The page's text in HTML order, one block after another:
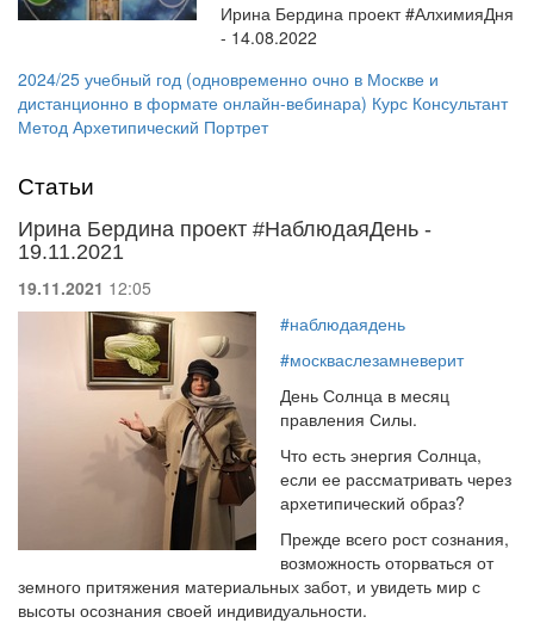
Ирина Бердина проект #АлхимияДня
- 14.08.2022
2024/25 учебный год (одновременно очно в Москве и
дистанционно в формате онлайн-вебинара) Курс Консультант
Метод Архетипический Портрет
Статьи
Ирина Бердина проект #НаблюдаяДень -
19.11.2021
19.11.2021 12:05
#наблюдаядень
#москваслезамневерит
День Солнца в месяц
правления Силы.
Что есть энергия Солнца,
если ее рассматривать через
архетипический образ?
Прежде всего рост сознания,
возможность оторваться от
земного притяжения материальных забот, и увидеть мир с
высоты осознания своей индивидуальности.